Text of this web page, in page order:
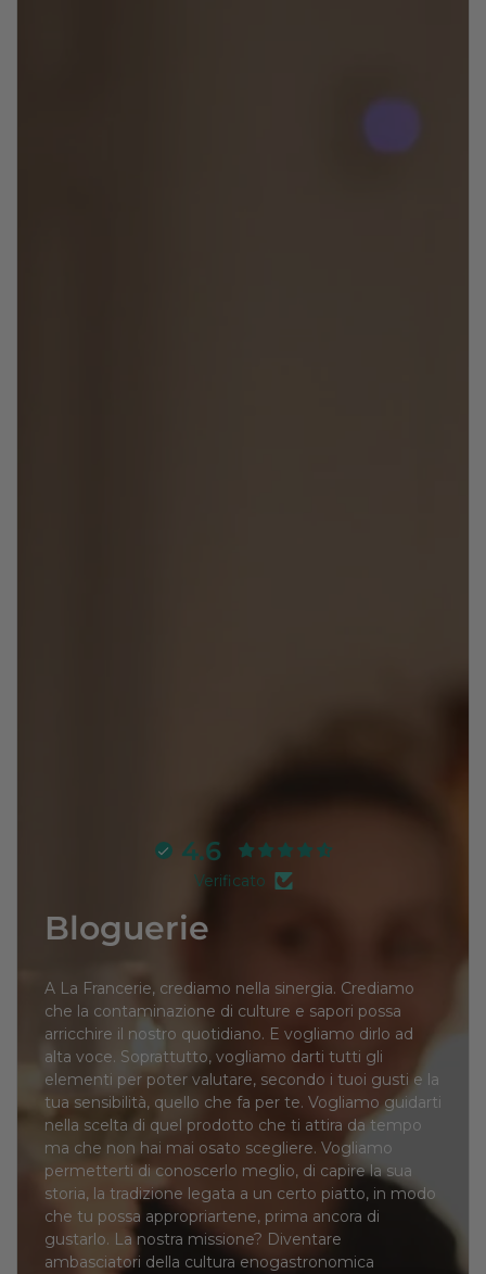
4.6
Verificato
Bloguerie
A La Francerie, crediamo nella sinergia. Crediamo
che la contaminazione di culture e sapori possa
arricchire il nostro quotidiano. E vogliamo dirlo ad
alta voce. Soprattutto, vogliamo darti tutti gli
elementi per poter valutare, secondo i tuoi gusti e la
tua sensibilità, quello che fa per te. Vogliamo guidarti
nella scelta di quel prodotto che ti attira da tempo
ma che non hai mai osato scegliere. Vogliamo
permetterti di conoscerlo meglio, di capire la sua
storia, la tradizione legata a un certo piatto, in modo
che tu possa appropriartene, prima ancora di
gustarlo. La nostra missione? Diventare
ambasciatori della cultura enogastronomica